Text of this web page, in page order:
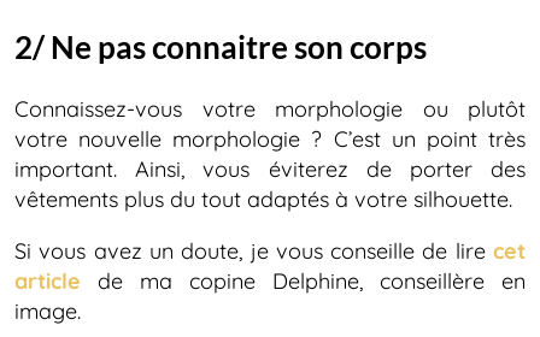
2/ Ne pas connaitre son corps
Connaissez-vous votre morphologie ou plutôt
votre nouvelle morphologie ? C’est un point très
important. Ainsi, vous éviterez de porter des
vêtements plus du tout adaptés à votre silhouette.
Si vous avez un doute, je vous conseille de lire cet
article de ma copine Delphine, conseillère en
image.